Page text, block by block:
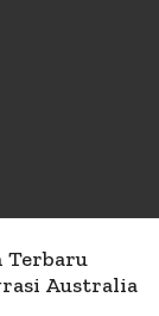
Terbaru
Australia